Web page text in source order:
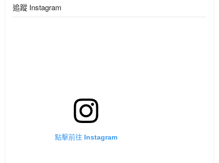
追蹤 Instagram
點擊前往 Instagram